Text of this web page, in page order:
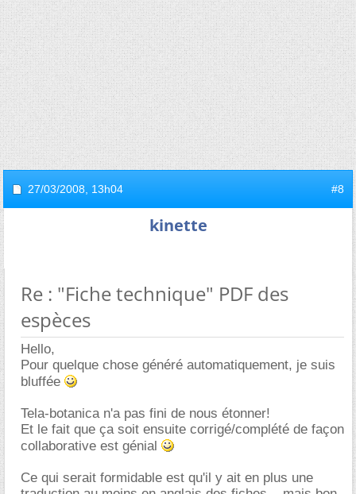
27/03/2008, 13h04 #8
kinette
Re : "Fiche technique" PDF des
espèces
Hello,
Pour quelque chose généré automatiquement, je suis
bluffée
Tela-botanica n'a pas fini de nous étonner!
Et le fait que ça soit ensuite corrigé/complété de façon
collaborative est génial
Ce qui serait formidable est qu'il y ait en plus une